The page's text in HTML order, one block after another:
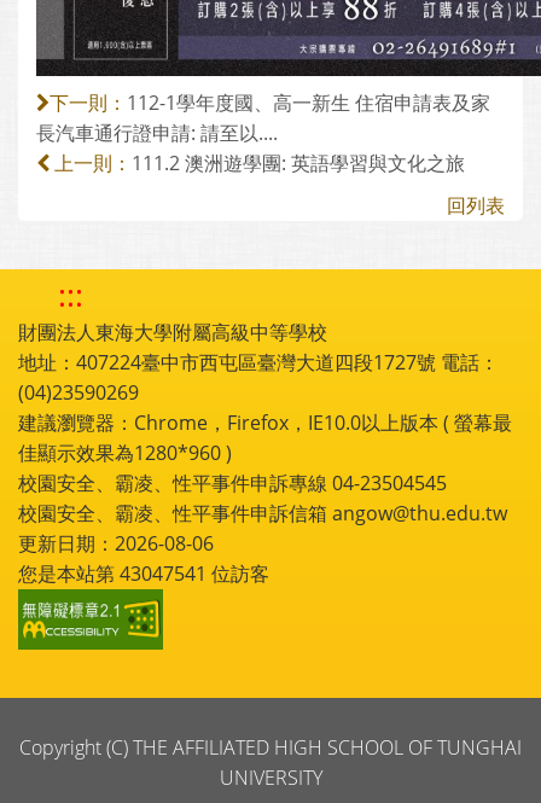
下一則： 112-1學年度國、高一新生 住宿申請表及家
長汽車通行證申請: 請至以....
上一則： 111.2 澳洲遊學團: 英語學習與文化之旅
回列表
:::
財團法人東海大學附屬高級中等學校
地址：407224臺中市西屯區臺灣大道四段1727號 電話：
(04)23590269
建議瀏覽器：Chrome，Firefox，IE10.0以上版本 ( 螢幕最
佳顯示效果為1280*960 )
校園安全、霸凌、性平事件申訴專線 04-23504545
校園安全、霸凌、性平事件申訴信箱 angow@thu.edu.tw
更新日期：2026-08-06
您是本站第43047541 位訪客
Copyright (C) THE AFFILIATED HIGH SCHOOL OF TUNGHAI
UNIVERSITY